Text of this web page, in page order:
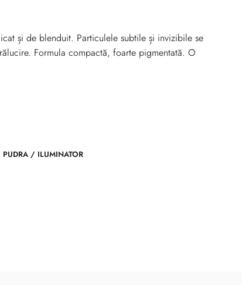
și de blenduit. Particulele subtile și invizibile se
Formula compactă, foarte pigmentată. O
PUDRA / ILUMINATOR
email